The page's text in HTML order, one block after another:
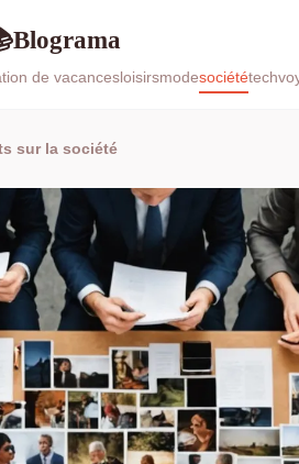
Blograma
de vacancesloisirsmodesociététech
sur la société